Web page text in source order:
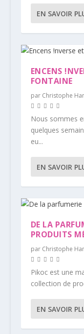
EN SAVOIR
ENCENS
FONTAINE
par Christophe
Nous sommes
quelques
eu...
EN SAVOIR
DE LA
PRODUITS
par Christophe
Pikoc est une
collection de
EN SAVOIR